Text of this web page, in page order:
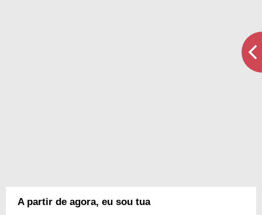
A partir de agora, eu sou tua